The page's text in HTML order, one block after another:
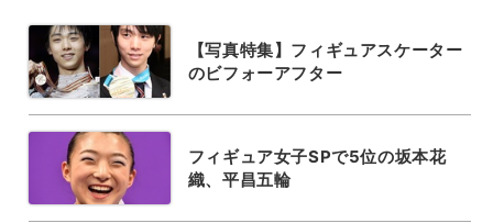
【写真特集】フィギュアスケーター
のビフォーアフター
フィギュア女子SPで5位の坂本花
織、平昌五輪